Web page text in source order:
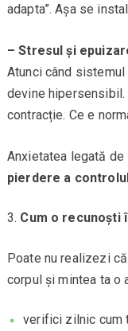
adapta”. Așa se
– Stresul și
Atunci când
devine
contracție. Ce e
Anxietatea legată
pierdere a
Cum o recunoști
Poate nu realizezi
corpul și mintea ta o
verifici zilnic cum